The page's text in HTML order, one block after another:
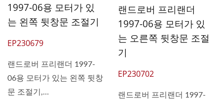
1997-06용 모터가 있
는 왼쪽 뒷창문 조절기
EP230679
랜드로버 프리랜더 1997-
06용 모터가 있는 왼쪽 뒷창
문 조절기,
랜드로버 프리랜더
1997-06용 모터가 있
는 오른쪽 뒷창문 조절
기
EP230702
랜드로버 프리랜더 1997-